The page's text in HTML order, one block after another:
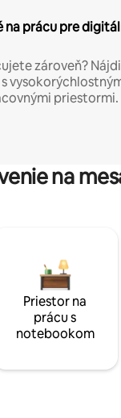
na prácu pre
zároveň?
priestormi.
na
Priestor na
prácu s
notebookom